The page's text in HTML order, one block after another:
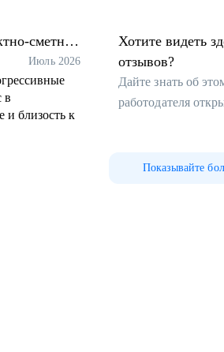
сметной
Июль 2026
в
и близость к
Хотите видеть
отзывов?
Дайте знать об
работодателя
Показывайте